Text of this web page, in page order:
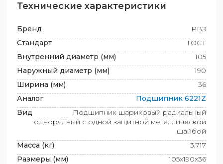
Технические характеристики
Бренд
РВЗ
Стандарт
ГОСТ
Внутренний диаметр (мм)
105
Наружный диаметр (мм)
190
Ширина (мм)
36
Аналог
Подшипник 6221Z
Вид
Подшипник шариковый радиальный
однорядный с одной защитной металлической
шайбой
Масса (кг)
3.717
Размеры (мм)
105x190x36